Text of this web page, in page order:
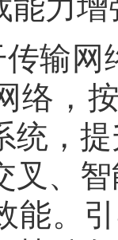
能力
传输
络，
统，
叉、
能。